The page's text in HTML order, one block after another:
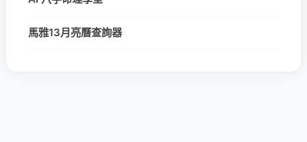
馬雅13月亮曆查詢器